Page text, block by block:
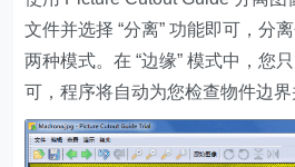
文件并选择 “分离” 功能即可，分离
两种模式。在 “边缘” 模式中，您
可，程序将自动为您检查物件边界